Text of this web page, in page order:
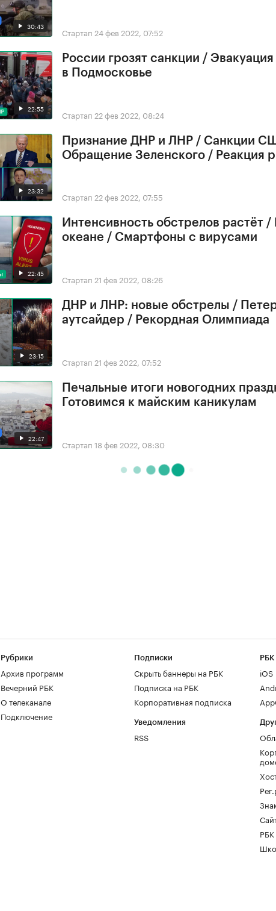
30:43 Стартап 24 фев 2022, 07:52
22:55
России грозят санкции /
в Подмосковье
Стартап 22 фев 2022, 08:24
23:32
Признание ДНР и ЛНР / Санкции
Обращение Зеленского / Реакция
Стартап 22 фев 2022, 07:55
22:45
Интенсивность обстрелов растёт
океане / Смартфоны с вирусами
Стартап 21 фев 2022, 08:26
23:15
ДНР и ЛНР: новые обстрелы /
аутсайдер / Рекордная Олимпиада
Стартап 21 фев 2022, 07:52
22:47
Печальные итоги новогодних
Готовимся к майским каникулам
Стартап 18 фев 2022, 08:30
Рубрики
Архив программ
Вечерний РБК
О телеканале
Подключение
Подписки
Скрыть баннеры на РБК
Подписка на РБК
Корпоративная подписка
Уведомления
RSS
РБК
iOS